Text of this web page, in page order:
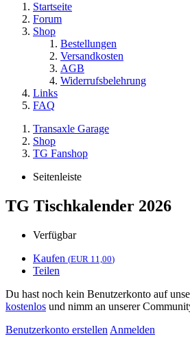
Startseite
Forum
Shop
Bestellungen
Versandkosten
AGB
Widerrufsbelehrung
Links
FAQ
Transaxle Garage
Shop
TG Fanshop
Seitenleiste
TG Tischkalender 2026
Verfügbar
Kaufen (EUR 11,00)
Teilen
Du hast noch kein Benutzerkonto auf
kostenlos und nimm an unserer
Benutzerkonto erstellen Anmelden